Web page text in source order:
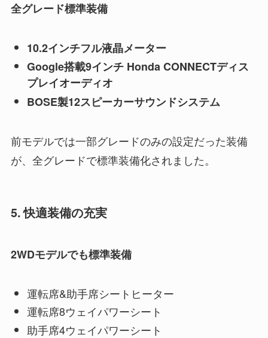
全グレード標準装備
10.2インチフル液晶メーター
Google搭載9インチ Honda CONNECTディス
プレイオーディオ
BOSE製12スピーカーサウンドシステム
前モデルでは一部グレードのみの設定だった装備
が、全グレードで標準装備化されました。
5. 快適装備の充実
2WDモデルでも標準装備
運転席&助手席シートヒーター
運転席8ウェイパワーシート
助手席4ウェイパワーシート